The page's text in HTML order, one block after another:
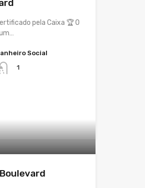
pela Caixa 🏆 O
Social
1